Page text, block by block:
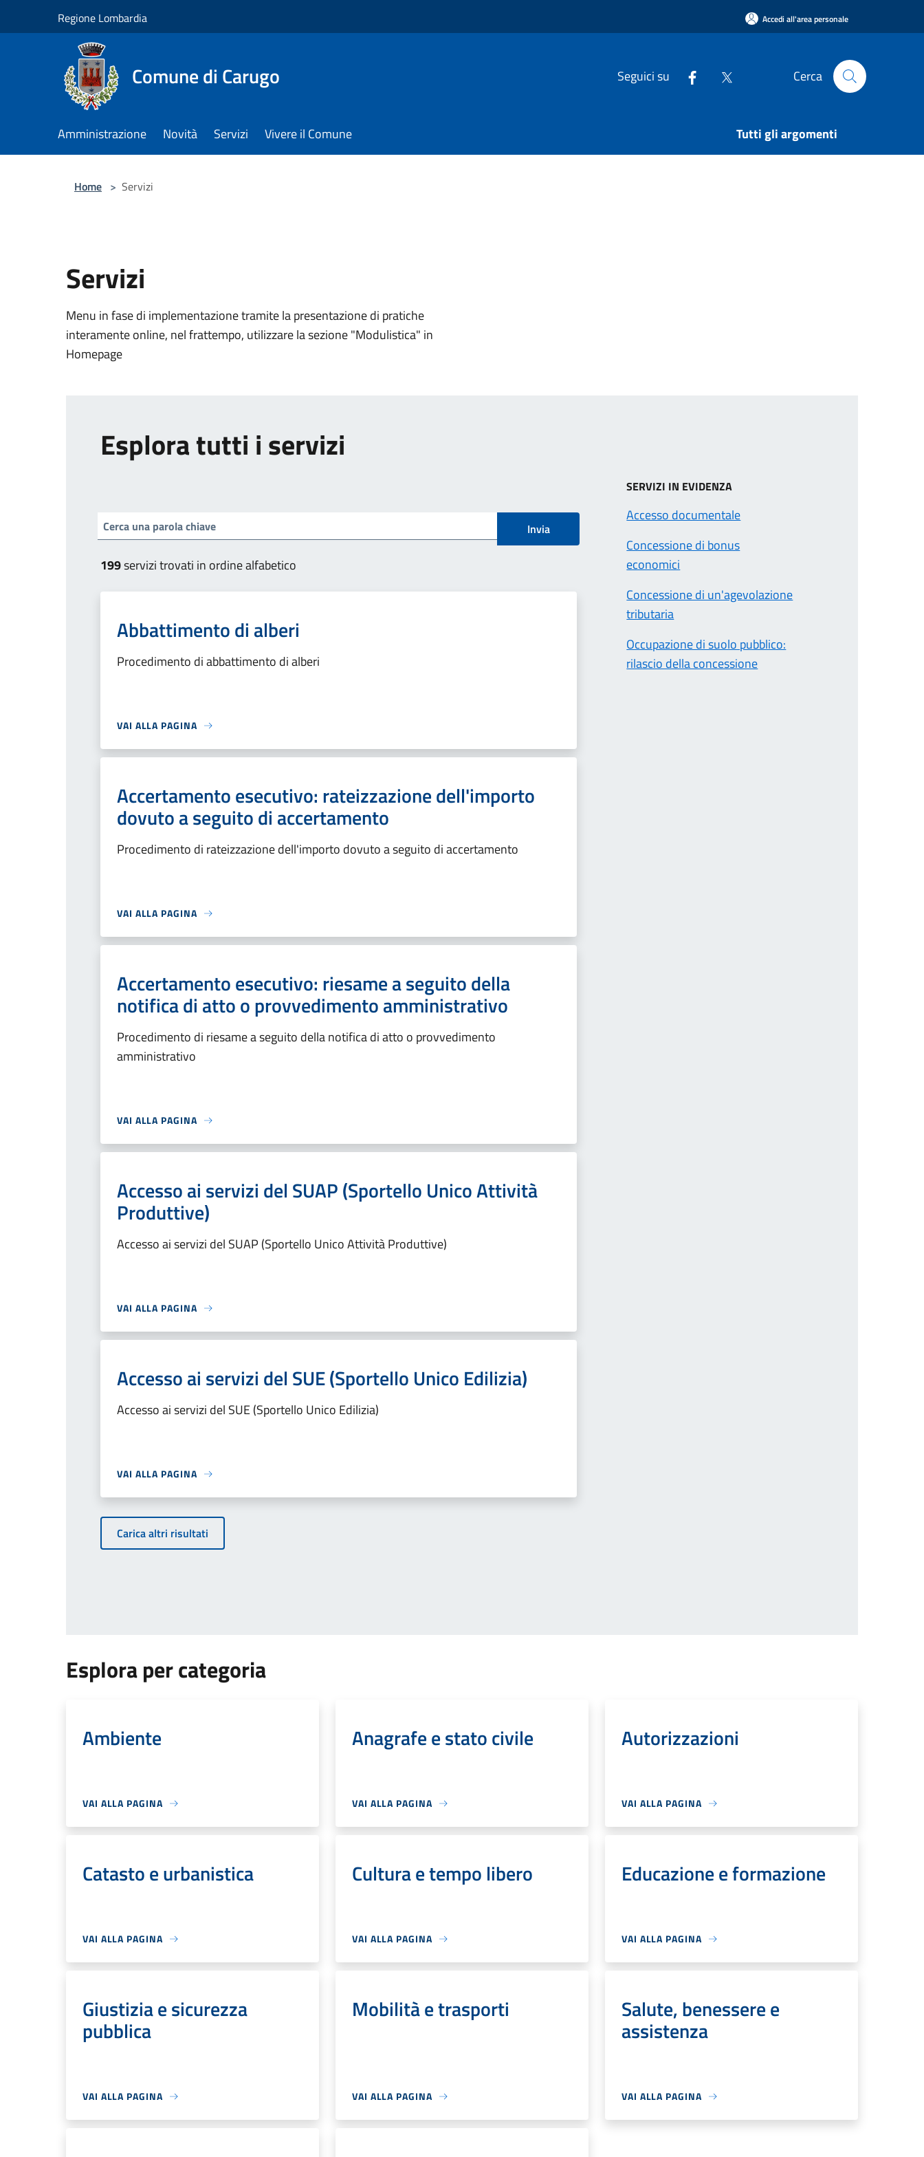
Regione Lombardia Accedi all'area personale
Comune di Carugo Seguici su Cerca
Amministrazione Novità Servizi Vivere il Comune Tutti gli argomenti
Home > Servizi
Servizi
Menu in fase di implementazione tramite la presentazione di pratiche
interamente online, nel frattempo, utilizzare la sezione "Modulistica" in
Homepage
Esplora tutti i servizi
Invia
199servizi trovati in ordine alfabetico
Abbattimento di alberi
Procedimento di abbattimento di alberi
VAI ALLA PAGINA
Accertamento esecutivo: rateizzazione dell'importo
dovuto a seguito di accertamento
Procedimento di rateizzazione dell'importo dovuto a seguito di accertamento
VAI ALLA PAGINA
Accertamento esecutivo: riesame a seguito della
notifica di atto o provvedimento amministrativo
Procedimento di riesame a seguito della notifica di atto o provvedimento
amministrativo
VAI ALLA PAGINA
Accesso ai servizi del SUAP (Sportello Unico Attività
Produttive)
Accesso ai servizi del SUAP (Sportello Unico Attività Produttive)
VAI ALLA PAGINA
Accesso ai servizi del SUE (Sportello Unico Edilizia)
Accesso ai servizi del SUE (Sportello Unico Edilizia)
VAI ALLA PAGINA
Carica altri risultati
SERVIZI IN EVIDENZA
Accesso documentale
Concessione di bonus
economici
Concessione di un'agevolazione
tributaria
Occupazione di suolo pubblico:
rilascio della concessione
Esplora per categoria
Ambiente
VAI ALLA PAGINA
Anagrafe e stato civile
VAI ALLA PAGINA
Autorizzazioni
VAI ALLA PAGINA
Catasto e urbanistica
VAI ALLA PAGINA
Cultura e tempo libero
VAI ALLA PAGINA
Educazione e formazione
VAI ALLA PAGINA
Giustizia e sicurezza
pubblica
VAI ALLA PAGINA
Mobilità e trasporti
VAI ALLA PAGINA
Salute, benessere e
assistenza
VAI ALLA PAGINA